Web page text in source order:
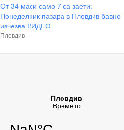
От 34 маси само 7 са заети:
Понеделник пазара в Пловдив бавно
изчезва ВИДЕО
Пловдив